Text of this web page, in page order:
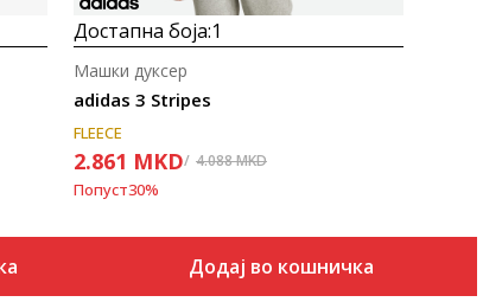
Достапна боја:1
adidas 3 Stripes
Машки дуксер
FLEECE
2.861 MKD 4.088MKD
Попуст30%
Додај во кошничка